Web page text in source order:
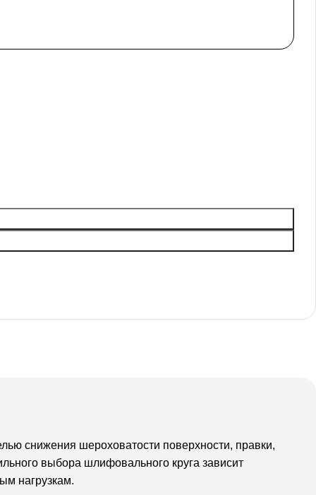
снижения шероховатости поверхности, правки,
выбора шлифовального круга зависит
нагрузкам.